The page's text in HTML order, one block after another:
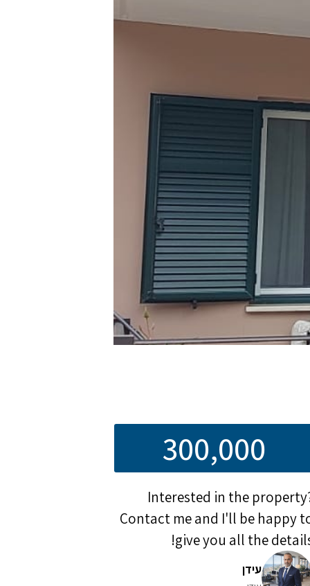
300,000
Interested in the
Contact me and I'll be happy
give you all the
עידן